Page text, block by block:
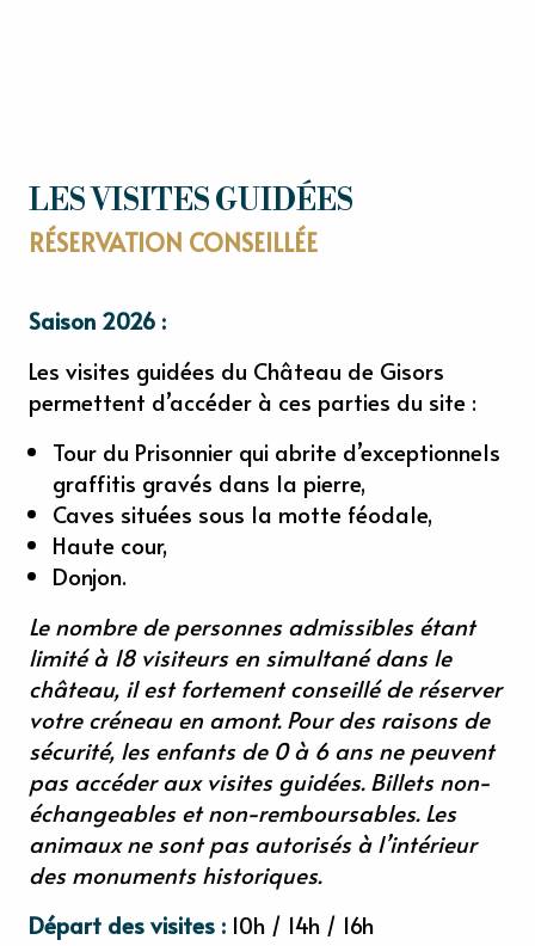
LES VISITES GUIDÉES
RÉSERVATION CONSEILLÉE
Saison 2026 :
Les visites guidées du Château de Gisors
permettent d’accéder à ces parties du site :
Tour du Prisonnier qui abrite d’exceptionnels
graffitis gravés dans la pierre,
Caves situées sous la motte féodale,
Haute cour,
Donjon.
Le nombre de personnes admissibles étant
limité à 18 visiteurs en simultané dans le
château, il est fortement conseillé de réserver
votre créneau en amont. Pour des raisons de
sécurité, les enfants de 0 à 6 ans ne peuvent
pas accéder aux visites guidées. Billets non-
échangeables et non-remboursables. Les
animaux ne sont pas autorisés à l’intérieur
des monuments historiques.
Départ des visites : 10h / 14h / 16h